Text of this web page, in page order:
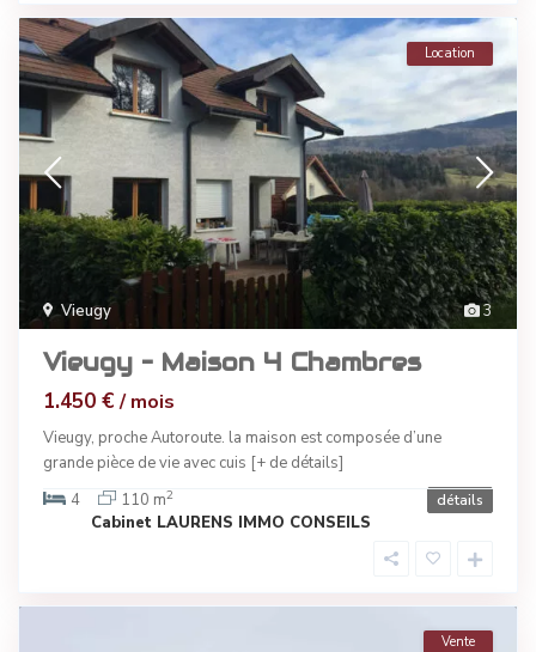
3
Vieugy
Location
Vieugy – Maison 4 Chambres
1.450 € / mois
Vieugy, proche Autoroute. la maison est composée d’une
grande pièce de vie avec cuis [+ de détails]
4
110 m2 détails
Cabinet LAURENS IMMO CONSEILS
Vente